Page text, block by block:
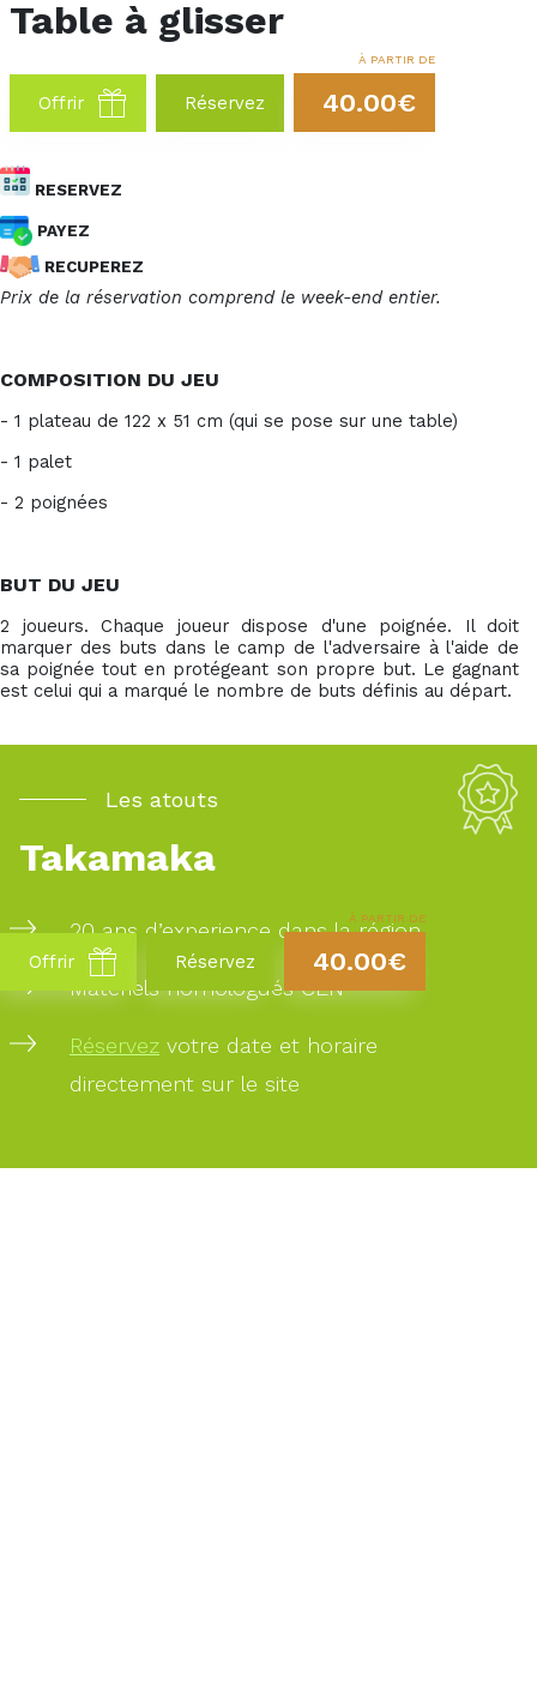
Table à glisser
Offrir Réservez
À PARTIR DE
40.00€
RESERVEZ
PAYEZ
RECUPEREZ
Prix de la réservation comprend le week-end entier.
COMPOSITION DU JEU
- 1 plateau de 122 x 51 cm (qui se pose sur une table)
- 1 palet
- 2 poignées
BUT DU JEU
2 joueurs. Chaque joueur dispose d'une poignée. Il doit
marquer des buts dans le camp de l'adversaire à l'aide de
sa poignée tout en protégeant son propre but. Le gagnant
est celui qui a marqué le nombre de buts définis au départ.
Les atouts
Takamaka
20 ans d’experience dans la région
Matériels homologués CEN
Réservez votre date et horaire
directement sur le site
Offrir Réservez
À PARTIR DE
40.00€